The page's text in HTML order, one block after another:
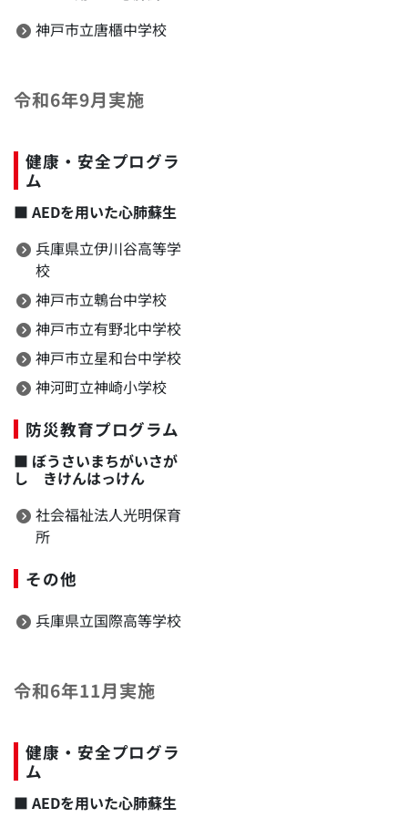
神戸市立唐櫃中学校
令和6年9月実施
健康・安全プログラ
ム
■ AEDを用いた心肺蘇生
兵庫県立伊川谷高等学
校
神戸市立鵯台中学校
神戸市立有野北中学校
神戸市立星和台中学校
神河町立神崎小学校
防災教育プログラム
■ ぼうさいまちがいさが
し きけんはっけん
社会福祉法人光明保育
所
その他
兵庫県立国際高等学校
令和6年11月実施
健康・安全プログラ
ム
■ AEDを用いた心肺蘇生